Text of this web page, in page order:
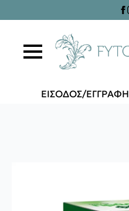
ΕΙΣΟΔΟΣ/ΕΓΓΡΑΦΗ